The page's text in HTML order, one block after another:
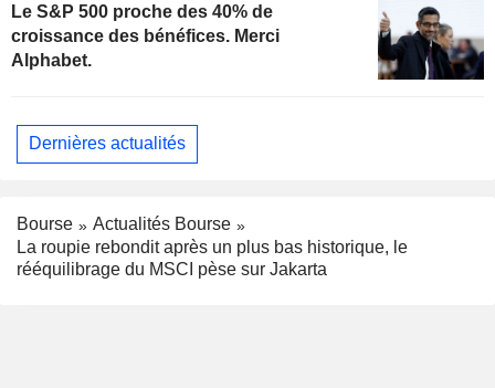
Le S&P 500 proche des 40% de
croissance des bénéfices. Merci
Alphabet.
Dernières actualités
Bourse
Actualités Bourse
La roupie rebondit après un plus bas historique, le
rééquilibrage du MSCI pèse sur Jakarta